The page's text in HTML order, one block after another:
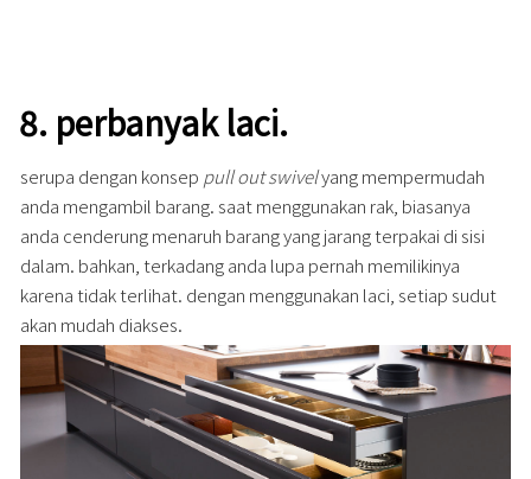
8. perbanyak laci.
serupa dengan konsep pull out swivelyang mempermudah
anda mengambil barang. saat menggunakan rak, biasanya
anda cenderung menaruh barang yang jarang terpakai di sisi
dalam. bahkan, terkadang anda lupa pernah memilikinya
karena tidak terlihat. dengan menggunakan laci, setiap sudut
akan mudah diakses.